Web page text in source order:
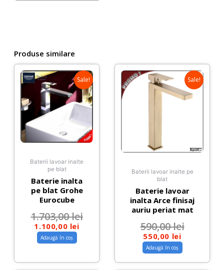
Produse similare
Sale!
Baterii lavoar inalte
pe blat
Baterie inalta
pe blat Grohe
Eurocube
1.703,00lei
1.100,00 lei
Adaugă în coș
Sale!
Baterii lavoar inalte pe
blat
Baterie lavoar
inalta Arce finisaj
auriu periat mat
590,00lei
550,00 lei
Adaugă în coș